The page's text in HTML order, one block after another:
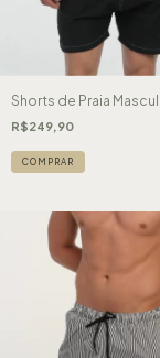
Shorts de Praia
R$249,90
COMPRAR